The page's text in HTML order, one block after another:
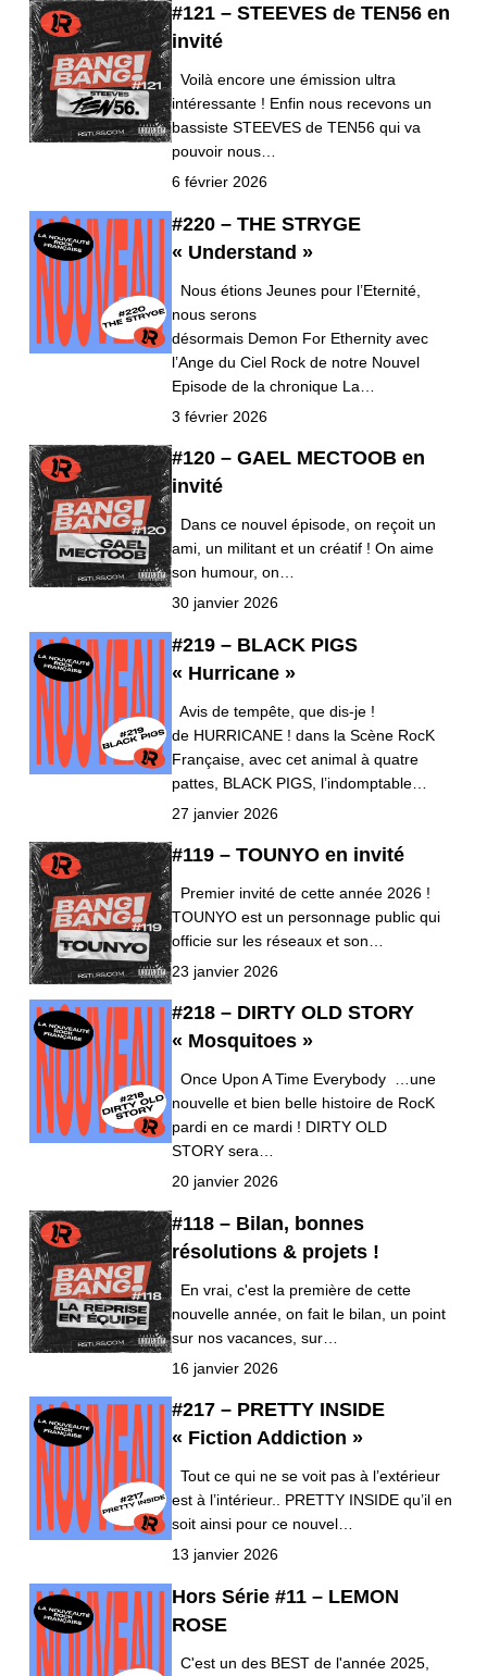
#121 – STEEVES de TEN56 en
invité
Voilà encore une émission ultra
intéressante ! Enfin nous recevons un
bassiste STEEVES de TEN56 qui va
pouvoir nous…
6 février 2026
#220 – THE STRYGE
« Understand »
Nous étions Jeunes pour l’Eternité,
nous serons
désormais Demon For Ethernity avec
l’Ange du Ciel Rock de notre Nouvel
Episode de la chronique La…
3 février 2026
#120 – GAEL MECTOOB en
invité
Dans ce nouvel épisode, on reçoit un
ami, un militant et un créatif ! On aime
son humour, on…
30 janvier 2026
#219 – BLACK PIGS
« Hurricane »
Avis de tempête, que dis-je !
de HURRICANE ! dans la Scène RocK
Française, avec cet animal à quatre
pattes, BLACK PIGS, l’indomptable…
27 janvier 2026
#119 – TOUNYO en invité
Premier invité de cette année 2026 !
TOUNYO est un personnage public qui
officie sur les réseaux et son…
23 janvier 2026
#218 – DIRTY OLD STORY
« Mosquitoes »
Once Upon A Time Everybody …une
nouvelle et bien belle histoire de RocK
pardi en ce mardi ! DIRTY OLD
STORY sera…
20 janvier 2026
#118 – Bilan, bonnes
résolutions & projets !
En vrai, c'est la première de cette
nouvelle année, on fait le bilan, un point
sur nos vacances, sur…
16 janvier 2026
#217 – PRETTY INSIDE
« Fiction Addiction »
Tout ce qui ne se voit pas à l’extérieur
est à l’intérieur.. PRETTY INSIDE qu’il en
soit ainsi pour ce nouvel…
13 janvier 2026
Hors Série #11 – LEMON
ROSE
C'est un des BEST de l'année 2025,